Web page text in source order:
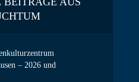
– 2026 und